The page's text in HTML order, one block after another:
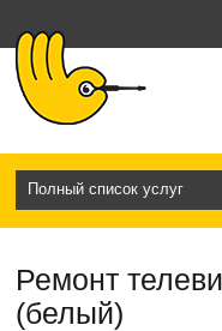
Полный список услуг
Ремонт
(белый)